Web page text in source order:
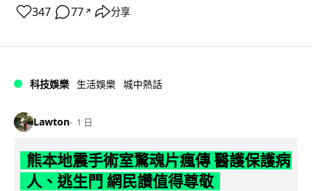
347 77 ↗ 分享
科技娛樂 生活娛樂 城中熱話
Lawton 1 日
熊本地震手術室驚魂片瘋傳 醫護保護病
人、逃生門 網民讚值得尊敬